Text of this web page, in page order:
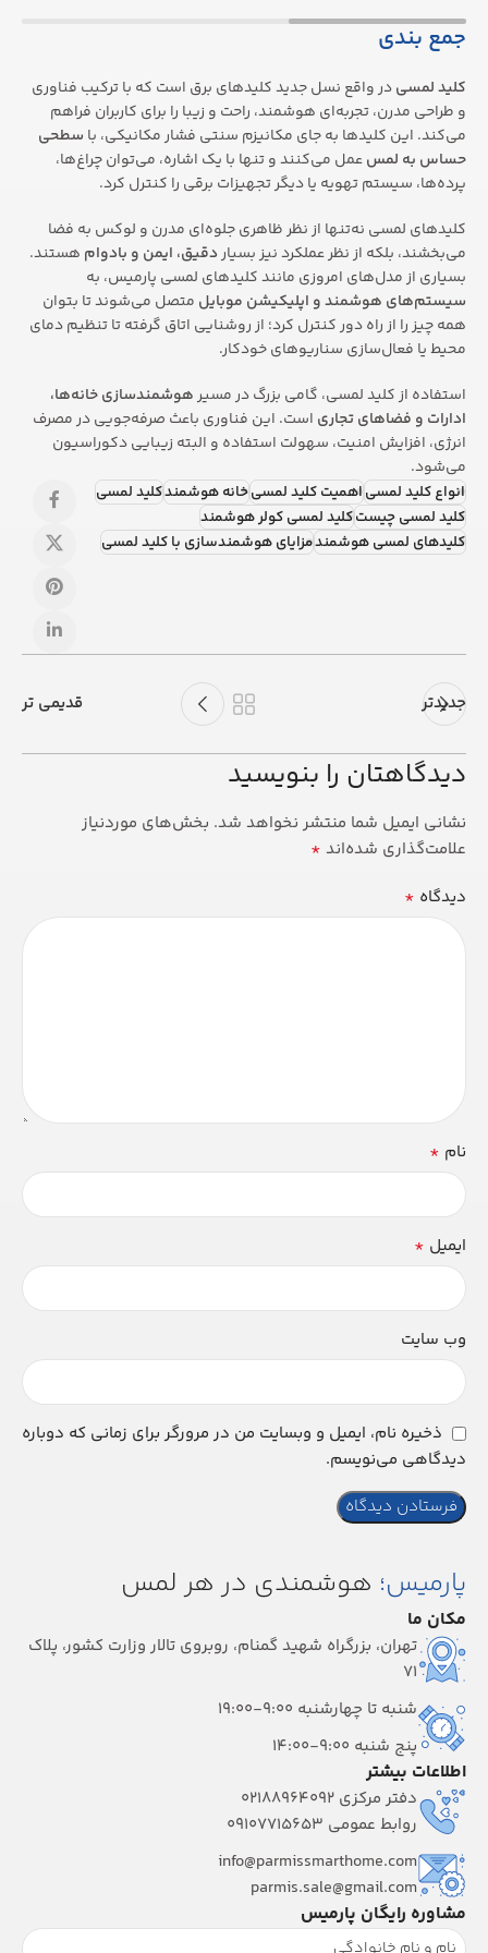
جمع بندی
کلید لمسیدر واقع نسل جدید کلیدهای برق است که با ترکیب فناوری
و طراحی مدرن، تجربه‌ای هوشمند، راحت و زیبا را برای کاربران فراهم
می‌کند. این کلیدها به جای مکانیزم سنتی فشار مکانیکی، با سطحی
حساس به لمسعمل می‌کنند و تنها با یک اشاره، می‌توان چراغ‌ها،
پرده‌ها، سیستم تهویه یا دیگر تجهیزات برقی را کنترل کرد.
کلیدهای لمسی نه‌تنها از نظر ظاهری جلوه‌ای مدرن و لوکس به فضا
می‌بخشند، بلکه از نظر عملکرد نیز بسیاردقیق، ایمن و بادوام هستند.
بسیاری از مدل‌های امروزی مانند کلیدهای لمسی پارمیس، به
سیستم‌های هوشمند و اپلیکیشن موبایل متصل می‌شوند تا بتوان
همه چیز را از راه دور کنترل کرد؛ از روشنایی اتاق گرفته تا تنظیم دمای
محیط یا فعال‌سازی سناریوهای خودکار.
استفاده از کلید لمسی، گامی بزرگ در مسیرهوشمندسازی خانه‌ها،
ادارات و فضاهای تجاری است. این فناوری باعث صرفه‌جویی در مصرف
انرژی، افزایش امنیت، سهولت استفاده و البته زیبایی دکوراسیون
می‌شود.
انواع کلید لمسیاهمیت کلید لمسیخانه هوشمندکلید لمسی
کلید لمسی چیستکلید لمسی کولر هوشمند
کلیدهای لمسی هوشمندمزایای هوشمندسازی با کلید لمسی
جدیدتر قدیمی تر
دیدگاهتان را بنویسید
نشانی ایمیل شما منتشر نخواهد شد. بخش‌های موردنیاز
علامت‌گذاری شده‌اند *
دیدگاه *
نام *
ایمیل *
وب‌ سایت
ذخیره نام، ایمیل و وبسایت من در مرورگر برای زمانی که دوباره
دیدگاهی می‌نویسم.
پارمیس؛ هوشمندی در هر لمس
مکان ما
تهران، بزرگراه شهید گمنام، روبروی تالار وزارت کشور، پلاک
۷۱
شنبه تا چهارشنبه 9:00-19:00
پنج شنبه 9:00-14:00
اطلاعات بیشتر
دفتر مرکزی 02188964092
روابط عمومی 09107715653
info@parmissmarthome.com
parmis.sale@gmail.com
مشاوره رایگان پارمیس